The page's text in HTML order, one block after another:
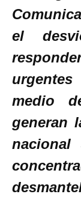
el
medio
generan
nacional